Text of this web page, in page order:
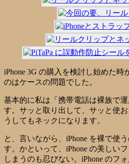
iPhone 3G の購入を検討し始めた時
のはケースの問題でした。
基本的に私は「携帯電話は裸族で
す。サッと取り出して、サッと使
うしてもネックになります。
と、言いながら、iPhone を裸で使
す。かといって、iPhone の美しい
しまうのも忍びない。iPhone のフ